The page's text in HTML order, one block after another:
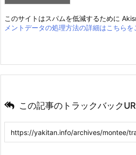
このサイトはスパムを低減するために
メントデータの処理方法の詳細はこちら
この記事のトラックバック